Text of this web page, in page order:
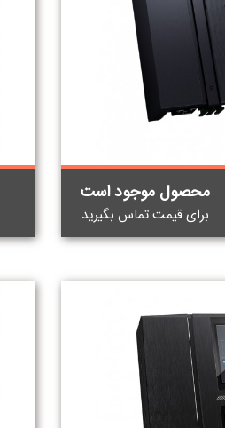
محصول موجود است
برای قيمت تماس بگيريد